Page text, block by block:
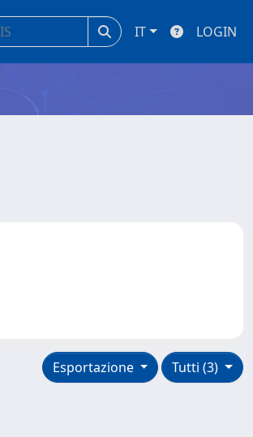
IT LOGIN
Tutti (3)
Esportazione